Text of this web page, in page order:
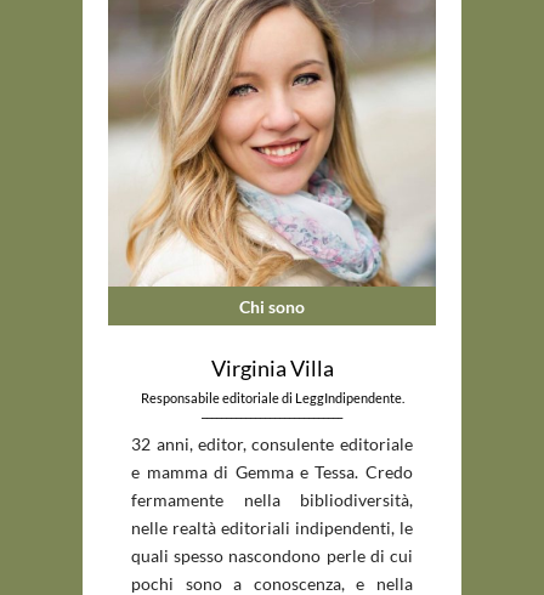
Chi sono
Virginia Villa
Responsabile editoriale di LeggIndipendente.
_____________________________
32 anni, editor, consulente editoriale
e mamma di Gemma e Tessa. Credo
fermamente nella bibliodiversità,
nelle realtà editoriali indipendenti, le
quali spesso nascondono perle di cui
pochi sono a conoscenza, e nella